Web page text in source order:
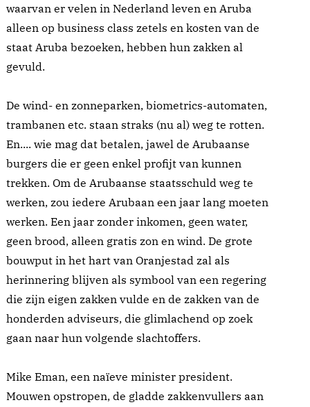
waarvan er velen in Nederland leven en Aruba
alleen op business class zetels en kosten van de
staat Aruba bezoeken, hebben hun zakken al
gevuld.
De wind- en zonneparken, biometrics-automaten,
trambanen etc. staan straks (nu al) weg te rotten.
En.... wie mag dat betalen, jawel de Arubaanse
burgers die er geen enkel profijt van kunnen
trekken. Om de Arubaanse staatsschuld weg te
werken, zou iedere Arubaan een jaar lang moeten
werken. Een jaar zonder inkomen, geen water,
geen brood, alleen gratis zon en wind. De grote
bouwput in het hart van Oranjestad zal als
herinnering blijven als symbool van een regering
die zijn eigen zakken vulde en de zakken van de
honderden adviseurs, die glimlachend op zoek
gaan naar hun volgende slachtoffers.
Mike Eman, een naïeve minister president.
Mouwen opstropen, de gladde zakkenvullers aan